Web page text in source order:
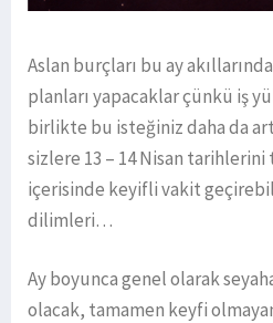
Aslan burçları bu ay akıllarında
planları yapacaklar çünkü iş
birlikte bu isteğiniz daha da
sizlere 13 – 14 Nisan
içerisinde keyifli vakit
dilimleri…
Ay boyunca genel olarak
olacak, tamamen keyfi